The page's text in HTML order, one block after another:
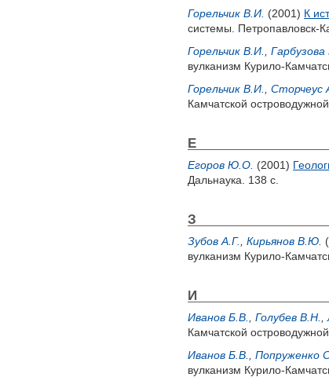
Горельчик В.И. (2001) К
системы. Петропавловск-
Горельчик В.И.
Гарбузова
вулканизм Курило-
Горельчик В.И.
Сторчеус
Камчатской
Е
Егоров Ю.О. (2001)
Дальнаука. 138 с.
З
Зубов А.Г. Кирьянов В.Ю.
вулканизм Курило-
И
Иванов Б.В. Голубев В.Н.
Камчатской
Иванов Б.В.
Попруженко
вулканизм Курило-